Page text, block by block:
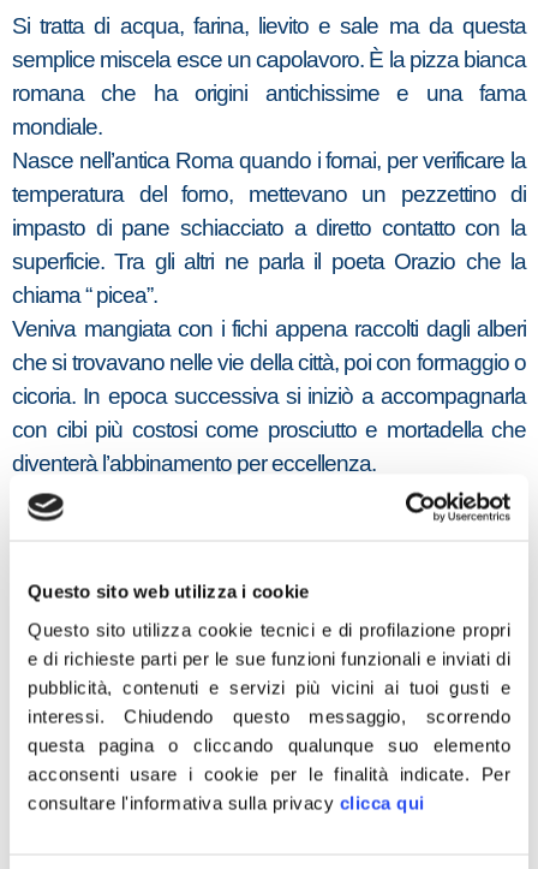
Questo sito web utilizza i cookie
Questo sito utilizza cookie tecnici e di profilazione propri
e di richieste parti per le sue funzioni funzionali e inviati di
pubblicità, contenuti e servizi più vicini ai tuoi gusti e
interessi.Chiudendo questo messaggio, scorrendo
questa pagina o cliccando qualunque suo elemento
acconsenti usare i cookie per le finalità indicate. Per
consultare l'informativa sulla privacy clicca qui
Si tratta di acqua, farina, lievito e sale ma da questa
semplice miscela esce un capolavoro. È la pizza bianca
romana che ha origini antichissime e una fama
mondiale.
Nasce nell’antica Roma quando i fornai, per verificare la
temperatura del forno, mettevano un pezzettino di
impasto di pane schiacciato a diretto contatto con la
superficie. Tra gli altri ne parla il poeta Orazio che la
chiama “ picea”.
Veniva mangiata con i fichi appena raccolti dagli alberi
che si trovavano nelle vie della città, poi con formaggio o
cicoria. In epoca successiva si iniziò a accompagnarla
con cibi più costosi come prosciutto e mortadella che
diventerà l’abbinamento per eccellenza.
A differenza della focaccia, con la quale viene spesso
confusa, la pizza bianca romana contiene nel suo
una lievitazione molto più lunga che prevede l’impiego
del lievito madre. Si stende a mano per non schiacciare
le bolle prodotte dalla lievitazione e si cuoce per breve
tempo a temperature molto elevate, a diretto contatto
con la superficie rovente del forno.
Per questo la pizza bianca è più bassa e croccante, più
salata rispetto alla focaccia e presenta rigonfiamenti